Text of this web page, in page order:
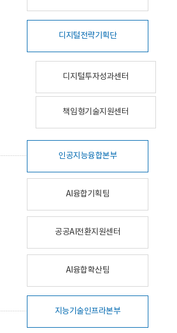
디지털전략기획단
디지털투자성과센터
책임형기술지원센터
인공지능융합본부
AI융합기획팀
공공AI전환지원센터
AI융합확산팀
지능기술인프라본부